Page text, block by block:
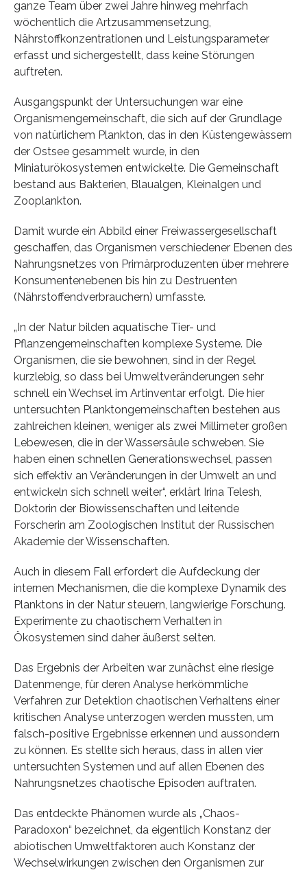
ganze Team über zwei Jahre hinweg mehrfach
wöchentlich die Artzusammensetzung,
Nährstoffkonzentrationen und Leistungsparameter
erfasst und sichergestellt, dass keine Störungen
auftreten.
Ausgangspunkt der Untersuchungen war eine
Organismengemeinschaft, die sich auf der Grundlage
von natürlichem Plankton, das in den Küstengewässern
der Ostsee gesammelt wurde, in den
Miniaturökosystemen entwickelte. Die Gemeinschaft
bestand aus Bakterien, Blaualgen, Kleinalgen und
Zooplankton.
Damit wurde ein Abbild einer Freiwassergesellschaft
geschaffen, das Organismen verschiedener Ebenen des
Nahrungsnetzes von Primärproduzenten über mehrere
Konsumentenebenen bis hin zu Destruenten
(Nährstoffendverbrauchern) umfasste.
„In der Natur bilden aquatische Tier- und
Pflanzengemeinschaften komplexe Systeme. Die
Organismen, die sie bewohnen, sind in der Regel
kurzlebig, so dass bei Umweltveränderungen sehr
schnell ein Wechsel im Artinventar erfolgt. Die hier
untersuchten Planktongemeinschaften bestehen aus
zahlreichen kleinen, weniger als zwei Millimeter großen
Lebewesen, die in der Wassersäule schweben. Sie
haben einen schnellen Generationswechsel, passen
sich effektiv an Veränderungen in der Umwelt an und
entwickeln sich schnell weiter“, erklärt Irina Telesh,
Doktorin der Biowissenschaften und leitende
Forscherin am Zoologischen Institut der Russischen
Akademie der Wissenschaften.
Auch in diesem Fall erfordert die Aufdeckung der
internen Mechanismen, die die komplexe Dynamik des
Planktons in der Natur steuern, langwierige Forschung.
Experimente zu chaotischem Verhalten in
Ökosystemen sind daher äußerst selten.
Das Ergebnis der Arbeiten war zunächst eine riesige
Datenmenge, für deren Analyse herkömmliche
Verfahren zur Detektion chaotischen Verhaltens einer
kritischen Analyse unterzogen werden mussten, um
falsch-positive Ergebnisse erkennen und aussondern
zu können. Es stellte sich heraus, dass in allen vier
untersuchten Systemen und auf allen Ebenen des
Nahrungsnetzes chaotische Episoden auftraten.
Das entdeckte Phänomen wurde als „Chaos-
Paradoxon“ bezeichnet, da eigentlich Konstanz der
abiotischen Umweltfaktoren auch Konstanz der
Wechselwirkungen zwischen den Organismen zur